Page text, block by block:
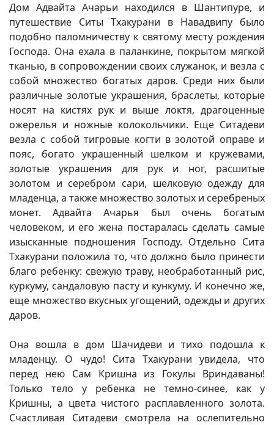
Дом Адвайта Ачарьи находился в Шантипуре, и
путешествие Ситы Тхакурани в Навадвипу было
подобно паломничеству к святому месту рождения
Господа. Она ехала в паланкине, покрытом мягкой
тканью, в сопровождении своих служанок, и везла с
собой множество богатых даров. Среди них были
различные золотые украшения, браслеты, которые
носят на кистях рук и выше локтя, драгоценные
ожерелья и ножные колокольчики. Еще Ситадеви
везла с собой тигровые когти в золотой оправе и
пояс, богато украшенный шелком и кружевами,
золотые украшения для рук и ног, расшитые
золотом и серебром сари, шелковую одежду для
младенца, а также множество золотых и серебреных
монет. Адвайта Ачарья был очень богатым
человеком, и его жена постаралась сделать самые
изысканные подношения Господу. Отдельно Сита
Тхакурани положила то, что должно было принести
благо ребенку: свежую траву, необработанный рис,
куркуму, сандаловую пасту и кункуму. И конечно же,
еще множество вкусных угощений, одежды и других
даров.
Она вошла в дом Шачидеви и тихо подошла к
младенцу. О чудо! Сита Тхакурани увидела, что
перед нею Сам Кришна из Гокулы Вриндаваны!
Только тело у ребенка не темно-синее, как у
Кришны, а цвета чистого расплавленного золота.
Счастливая Ситадеви смотрела на ослепительно